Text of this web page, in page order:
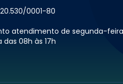
0001-80
atendimento de segunda-
08h às 17h